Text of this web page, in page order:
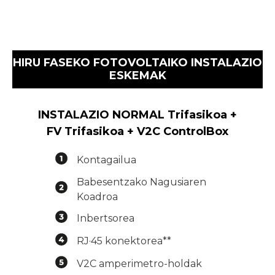
HIRU FASEKO FOTOVOLTAIKO INSTALAZIO
ESKEMAK
INSTALAZIO NORMAL Trifasikoa +
FV Trifasikoa + V2C ControlBox
Kontagailua
Babesentzako Nagusiaren
Koadroa
Inbertsorea
RJ·45 konektorea**
V2C amperimetro-holdak